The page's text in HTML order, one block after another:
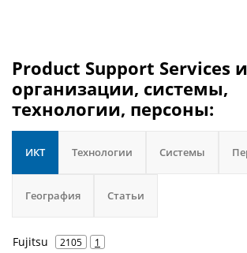
Product Support Services и
организации, системы,
технологии, персоны:
ИКТ Технологии Системы
География Статьи
Fujitsu 2105 1